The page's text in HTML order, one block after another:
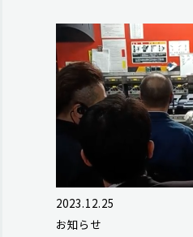
2023.12.25
お知らせ